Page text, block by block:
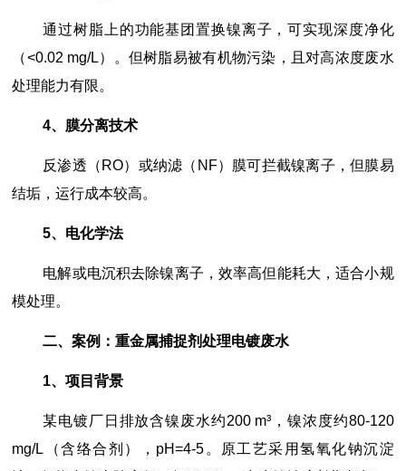
通过树脂上的功能基团置换镍离子，可实现深度净化
（<0.02 mg/L）。但树脂易被有机物污染，且对高浓度废水
处理能力有限。
4、膜分离技术
反渗透（RO）或纳滤（NF）膜可拦截镍离子，但膜易
结垢，运行成本较高。
5、电化学法
电解或电沉积去除镍离子，效率高但能耗大，适合小规
模处理。
二、案例：重金属捕捉剂处理电镀废水
1、项目背景
某电镀厂日排放含镍废水约200 m³，镍浓度约80-120
mg/L（含络合剂），pH=4-5。原工艺采用氢氧化钠沉淀